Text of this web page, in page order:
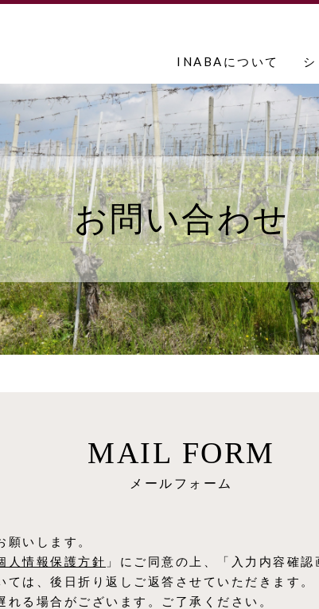
INABAについて
お問い合わせ
MAIL FORM
メールフォーム
願いします。
⼈情報保護⽅針 」にご同意の上、「入力内容確
は、後日折り返しご返答させていただきます。
る場合がございます。ご了承ください。